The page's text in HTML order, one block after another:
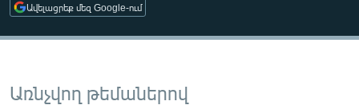
ՁԳՏԵԼՈՎ ԼԱՎԱԳՈՒՅՆԻՆ
ՓՈԴՔԱՍԹ
Հայերեն
Ավելացրեք մեզ Google-ում
Առնչվող թեմաներով